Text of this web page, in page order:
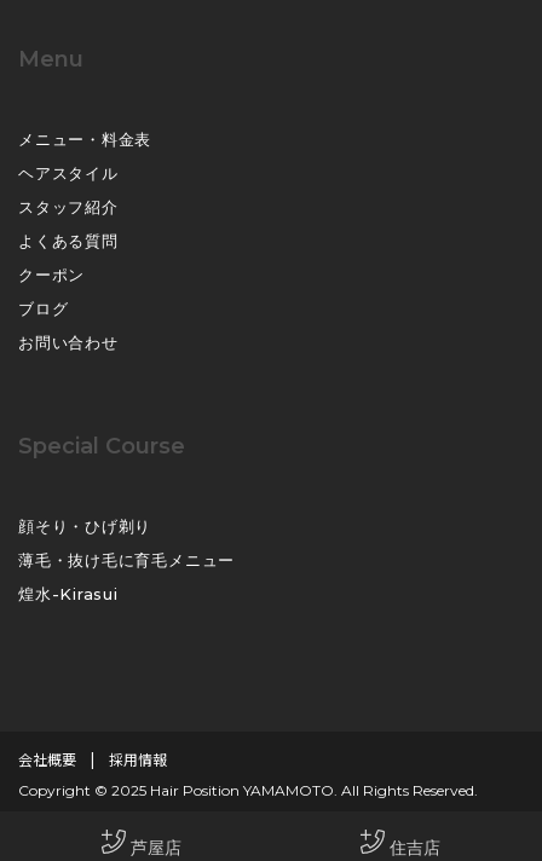
Menu
メニュー・料金表
ヘアスタイル
スタッフ紹介
よくある質問
クーポン
ブログ
お問い合わせ
Special Course
顔そり・ひげ剃り
薄毛・抜け毛に育毛メニュー
煌水-Kirasui
会社概要 | 採用情報
Copyright © 2025 Hair Position YAMAMOTO. All Rights Reserved.
芦屋店 住吉店